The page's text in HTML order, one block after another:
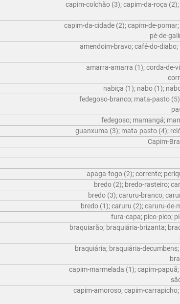
capim-colchão (3); capim-da-roça
capim-da-cidade (2); capim-de-
pé-de-
amendoim-bravo; café-do-diabo;
amarra-amarra (1); corda-de-
nabiça (1); nabo (1);
fedegoso-branco; mata-pasto
fedegoso; mamangá;
guanxuma (3); mata-pasto (4);
Capim-
apaga-fogo (2); corrente;
bredo (2); bredo-rasteiro;
bredo (3); caruru-branco;
bredo (1); caruru (2); caruru-de-
fura-capa; pico-pico;
braquiarão; braquiária-brizanta;
braquiária; braquiária-
capim-marmelada (1); capim-
capim-amoroso; capim-